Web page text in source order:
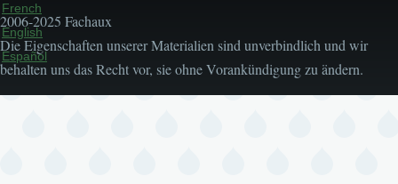
French
English
Español
2006-2025 Fachaux
Die Eigenschaften unserer Materialien sind unverbindlich und wir
behalten uns das Recht vor, sie ohne Vorankündigung zu ändern.